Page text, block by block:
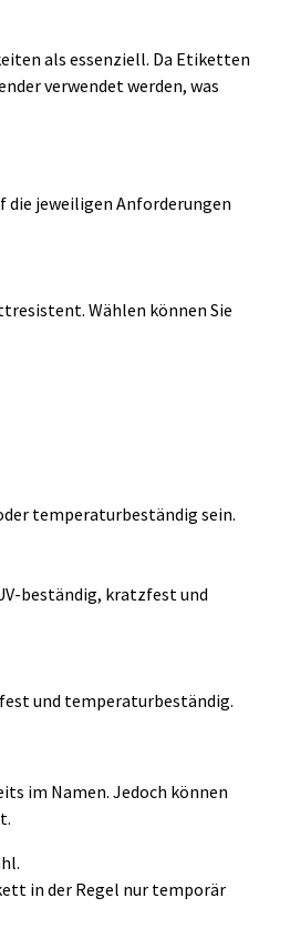
als essenziell. Da Etiketten
verwendet werden, was
jeweiligen Anforderungen
Wählen können Sie
temperaturbeständig sein.
beständig, kratzfest und
und temperaturbeständig.
im Namen. Jedoch können
in der Regel nur temporär